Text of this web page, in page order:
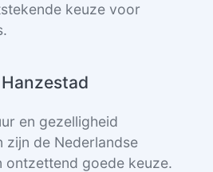
keuze voor
en gezelligheid
zijn de Nederlandse
ontzettend goede keuze.